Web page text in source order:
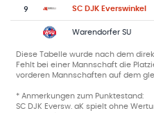
9 SC DJK Everswinkel
Warendorfer SU
Diese Tabelle wurde nach dem
Fehlt bei einer Mannschaft die
vorderen Mannschaften auf dem
* Anmerkungen zum Punktestand:
SC DJK Eversw. aK spielt ohne